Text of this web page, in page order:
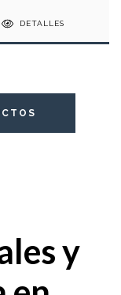
DETALLES
y